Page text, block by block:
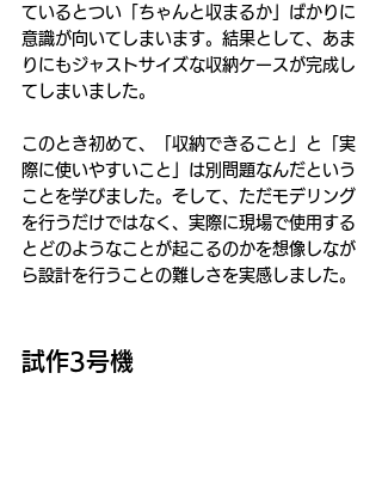
ているとつい「ちゃんと収まるか」ばかりに
意識が向いてしまいます。結果として、あま
りにもジャストサイズな収納ケースが完成し
てしまいました。
このとき初めて、「収納できること」と「実
際に使いやすいこと」は別問題なんだという
ことを学びました。そして、ただモデリング
を行うだけではなく、実際に現場で使用する
とどのようなことが起こるのかを想像しなが
ら設計を行うことの難しさを実感しました。
試作3号機